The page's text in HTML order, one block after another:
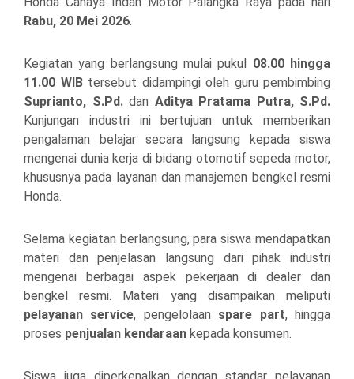
Rabu, 20 Mei 2026.
Kegiatan yang berlangsung mulai pukul 08.00 hingga
11.00 WIBtersebut didampingi oleh guru pembimbing
Suprianto, S.Pd.dan Aditya Pratama Putra, S.Pd.
Kunjungan industri ini bertujuan untuk memberikan
pengalaman belajar secara langsung kepada siswa
mengenai dunia kerja di bidang otomotif sepeda motor,
khususnya pada layanan dan manajemen bengkel resmi
Honda.
Selama kegiatan berlangsung, para siswa mendapatkan
materi dan penjelasan langsung dari pihak industri
mengenai berbagai aspek pekerjaan di dealer dan
bengkel resmi. Materi yang disampaikan meliputi
pelayanan service, pengelolaan spare part, hingga
proses penjualan kendaraan kepada konsumen.